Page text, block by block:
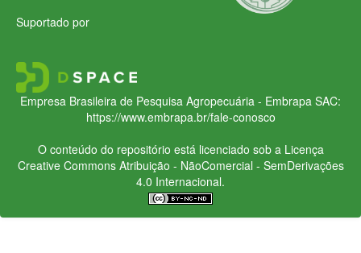
Suportado por
Empresa Brasileira de Pesquisa Agropecuária - Embrapa SAC:
https://www.embrapa.br/fale-conosco
O conteúdo do repositório está licenciado sob a Licença
Creative CommonsAtribuição - NãoComercial - SemDerivações
4.0 Internacional.